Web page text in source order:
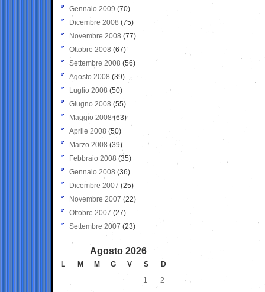
Gennaio 2009 (70)
Dicembre 2008 (75)
Novembre 2008 (77)
Ottobre 2008 (67)
Settembre 2008 (56)
Agosto 2008 (39)
Luglio 2008 (50)
Giugno 2008 (55)
Maggio 2008(63)
Aprile 2008 (50)
Marzo 2008 (39)
Febbraio 2008 (35)
Gennaio 2008 (36)
Dicembre 2007 (25)
Novembre 2007 (22)
Ottobre 2007 (27)
Settembre 2007 (23)
Agosto 2026
L M M G V S
D
1
2